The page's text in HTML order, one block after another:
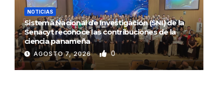
NOTICIAS
Sistema Nacional de Investigación (SNI) de la
Senacyt reconoce las contribuciones de la
ciencia panameña
AGOSTO 7, 2026 0